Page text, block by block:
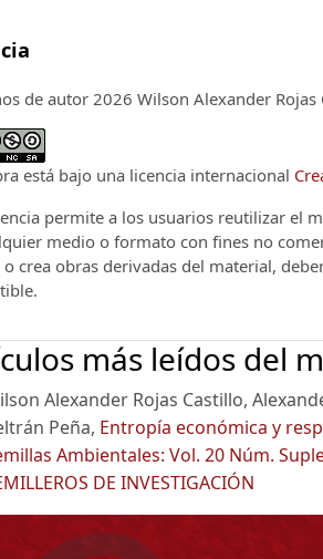
de autor 2026 Wilson Alexander Rojas
está bajo una licencia internacional
permite a los usuarios reutilizar el
medio o formato con fines no
o crea obras derivadas del material,
más leídos del
Alexander Rojas Castillo,
Peña, Entropía económica y
Ambientales: Vol. 20 Núm.
DE INVESTIGACIÓN